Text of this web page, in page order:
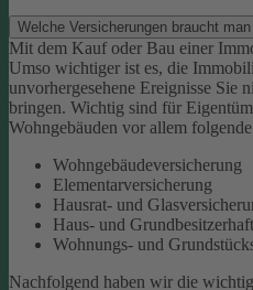
Welche Versicherungen braucht
Mit dem Kauf oder Bau einer
Umso wichtiger ist es, die
unvorhergesehene Ereignisse Sie
bringen. Wichtig sind für
Wohngebäuden vor allem
Wohngebäudeversicherung
Elementarversicherung
Hausrat- und
Haus- und
Wohnungs- und
Nachfolgend haben wir die